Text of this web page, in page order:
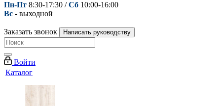
Пн-Пт 8:30-17:30 /Сб 10:00-16:00
Вс - выходной
Заказать звонок Написать руководству
Войти
Каталог